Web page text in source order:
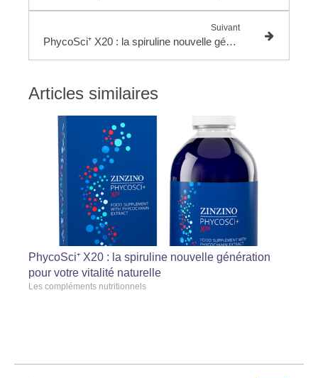
Suivant
PhycoSci⁺ X20 : la spiruline nouvelle génération pour votre vitalité naturelle
Articles similaires
PhycoSci⁺ X20 : la spiruline nouvelle génération
pour votre vitalité naturelle
Les compléments nutritionnels